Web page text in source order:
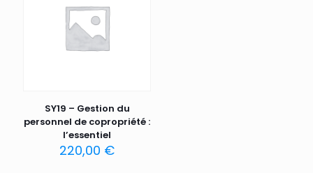
SY19 – Gestion du
personnel de copropriété :
l’essentiel
220,00 €